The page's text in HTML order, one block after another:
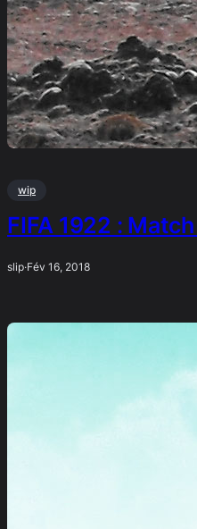
wip
FIFA 1922 :
slip·Fév 16, 2018